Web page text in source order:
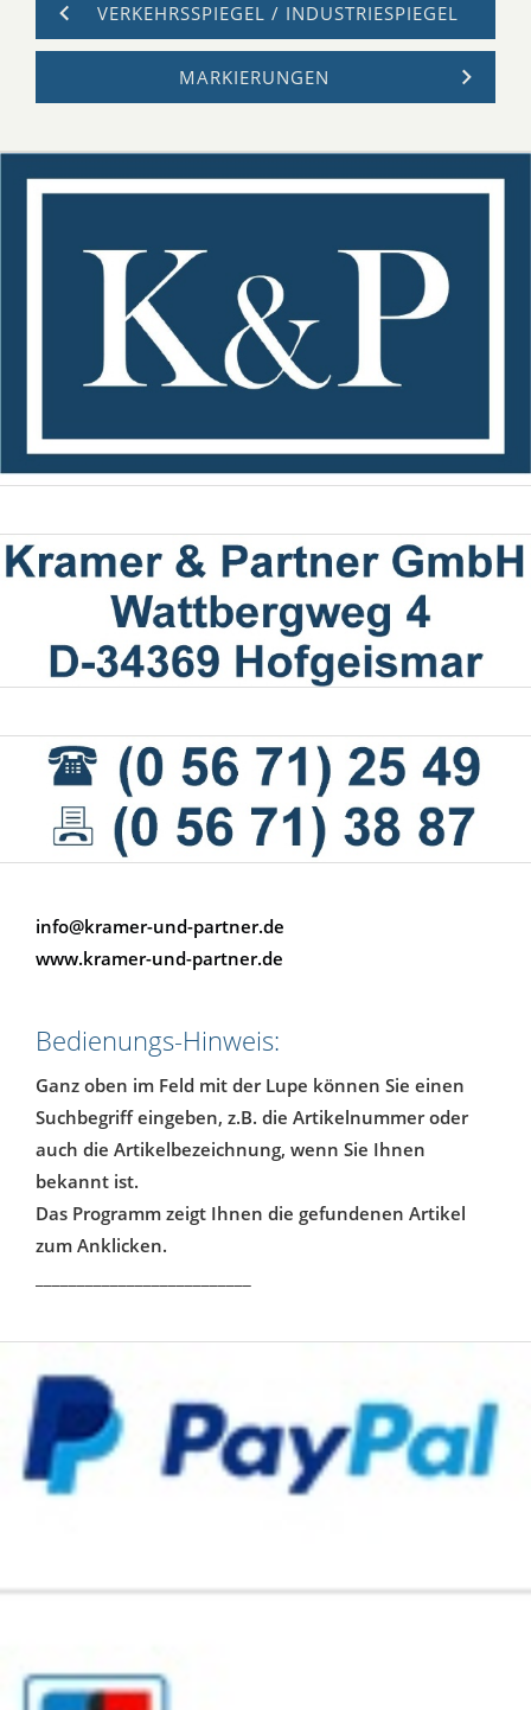
VERKEHRSSPIEGEL / INDUSTRIESPIEGEL
MARKIERUNGEN
info@kramer-und-partner.de
www.kramer-und-partner.de
Bedienungs-Hinweis:
Ganz oben im Feld mit der Lupe können Sie einen
Suchbegriff eingeben, z.B. die Artikelnummer oder
auch die Artikelbezeichnung, wenn Sie Ihnen
bekannt ist.
Das Programm zeigt Ihnen die gefundenen Artikel
zum Anklicken.